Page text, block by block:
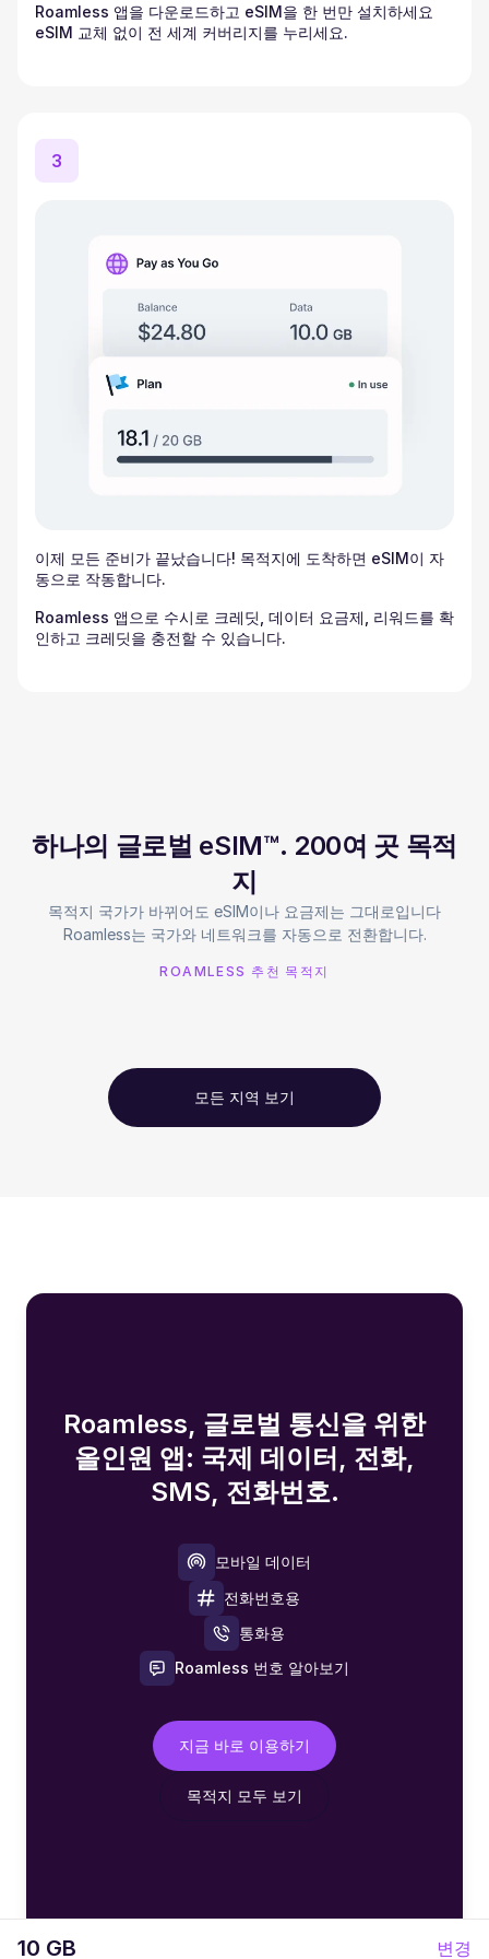
10 GB 변경
Roamless 앱을 다운로드하고 eSIM을 한 번만 설치하세요
eSIM 교체 없이 전 세계 커버리지를 누리세요.
3
이제 모든 준비가 끝났습니다! 목적지에 도착하면 eSIM이 자
동으로 작동합니다.
Roamless 앱으로 수시로 크레딧, 데이터 요금제, 리워드를 확
인하고 크레딧을 충전할 수 있습니다.
하나의 글로벌 eSIM™. 200여 곳 목적
지
목적지 국가가 바뀌어도 eSIM이나 요금제는 그대로입니다
Roamless는 국가와 네트워크를 자동으로 전환합니다.
ROAMLESS 추천 목적지
모든 지역 보기
Roamless, 글로벌 통신을 위한
올인원 앱: 국제 데이터, 전화,
SMS, 전화번호.
모바일 데이터
전화번호용
통화용
Roamless 번호 알아보기
지금 바로 이용하기
목적지 모두 보기